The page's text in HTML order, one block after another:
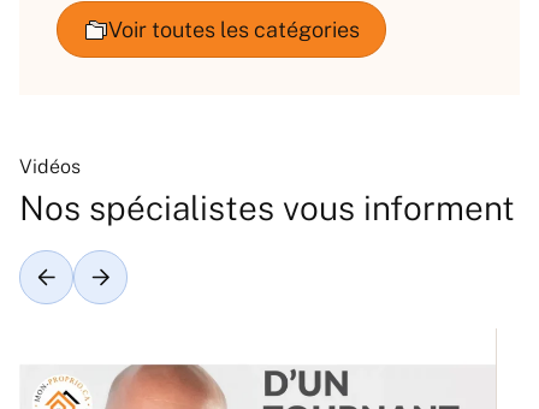
Vidéos
Nos spécialistes vous informent